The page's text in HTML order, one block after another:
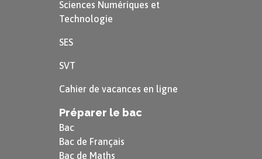
associée à une nouvelle naissance.
Avec ce nouveau rapprochement
celle d’un passage vers l’éternité,
vers un Idéal.
Des symboles à déchiffrer
Sciences Numériques et
Technologie
SES
SVT
Cahier de vacances en ligne
Préparer le bac
Bac
Bac de Français
Bac de Maths